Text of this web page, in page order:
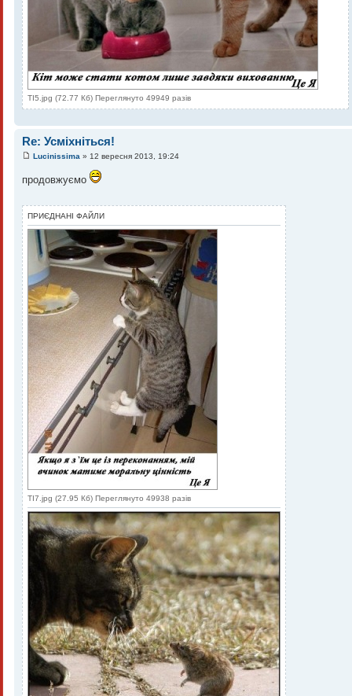
TI5.jpg (72.77 Кб) Переглянуто 49949 разів
Re: Усміхніться!
Lucinissima » 12 вересня 2013, 19:24
продовжуємо
ПРИЄДНАНІ ФАЙЛИ
TI7.jpg (27.95 Кб) Переглянуто 49938 разів